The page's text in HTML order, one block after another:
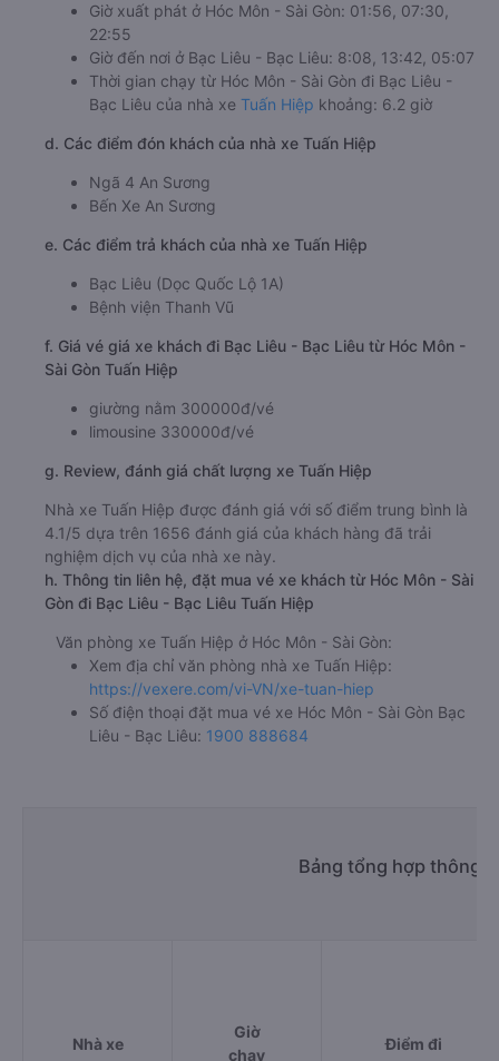
Giờ xuất phát ở Hóc Môn - Sài Gòn: 01:56, 07:30,
22:55
Giờ đến nơi ở Bạc Liêu - Bạc Liêu: 8:08, 13:42, 05:07
Thời gian chạy từ Hóc Môn - Sài Gòn đi Bạc Liêu -
Bạc Liêu của nhà xe Tuấn Hiệp khoảng: 6.2 giờ
d. Các điểm đón khách của nhà xe Tuấn Hiệp
Ngã 4 An Sương
Bến Xe An Sương
e. Các điểm trả khách của nhà xe Tuấn Hiệp
Bạc Liêu (Dọc Quốc Lộ 1A)
Bệnh viện Thanh Vũ
f. Giá vé giá xe khách đi Bạc Liêu - Bạc Liêu từ Hóc Môn -
Sài Gòn Tuấn Hiệp
giường nằm 300000đ/vé
limousine 330000đ/vé
g. Review, đánh giá chất lượng xe Tuấn Hiệp
Nhà xe Tuấn Hiệp được đánh giá với số điểm trung bình là
4.1/5 dựa trên 1656 đánh giá của khách hàng đã trải
nghiệm dịch vụ của nhà xe này.
h. Thông tin liên hệ, đặt mua vé xe khách từ Hóc Môn - Sài
Gòn đi Bạc Liêu - Bạc Liêu Tuấn Hiệp
Văn phòng xe Tuấn Hiệp ở Hóc Môn - Sài Gòn:
Xem địa chỉ văn phòng nhà xe Tuấn Hiệp:
https://vexere.com/vi-VN/xe-tuan-hiep
Số điện thoại đặt mua vé xe Hóc Môn - Sài Gòn Bạc
Liêu - Bạc Liêu: 1900 888684
Bảng tổng hợp thông
Nhà xe
Giờ
chạy
Điểm đi